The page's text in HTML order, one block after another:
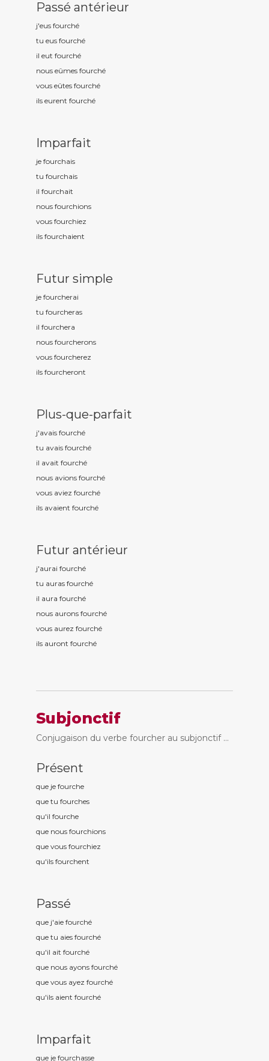
Passé antérieur
j'eus fourché
tu eus fourché
il eut fourché
nous eûmes fourché
vous eûtes fourché
ils eurent fourché
Imparfait
je fourchais
tu fourchais
il fourchait
nous fourchions
vous fourchiez
ils fourchaient
Futur simple
je fourcherai
tu fourcheras
il fourchera
nous fourcherons
vous fourcherez
ils fourcheront
Plus-que-parfait
j'avais fourché
tu avais fourché
il avait fourché
nous avions fourché
vous aviez fourché
ils avaient fourché
Futur antérieur
j'aurai fourché
tu auras fourché
il aura fourché
nous aurons fourché
vous aurez fourché
ils auront fourché
Subjonctif
Conjugaison du verbe fourcher au subjonctif ...
Présent
que je fourche
que tu fourches
qu'il fourche
que nous fourchions
que vous fourchiez
qu'ils fourchent
Passé
que j'aie fourché
que tu aies fourché
qu'il ait fourché
que nous ayons fourché
que vous ayez fourché
qu'ils aient fourché
Imparfait
que je fourchasse